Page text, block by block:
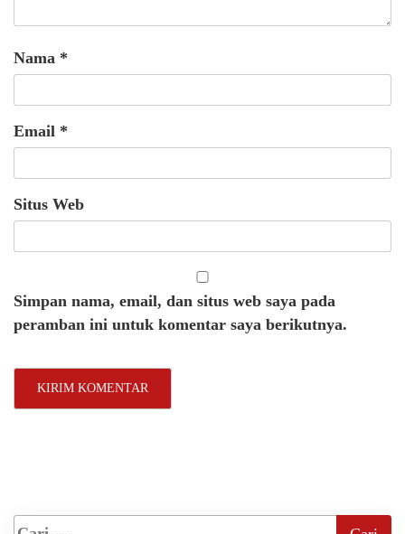
Nama *
Email *
Situs Web
Simpan nama, email, dan situs web saya pada
peramban ini untuk komentar saya berikutnya.